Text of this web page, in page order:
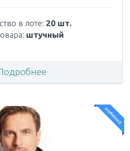
в лоте: 20 шт.
штучный
новинка